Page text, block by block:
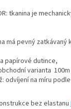
tkanina je
má pevný zatkávaný
papírové dutince,
varianta
odvíjení na míru
bez elastanu